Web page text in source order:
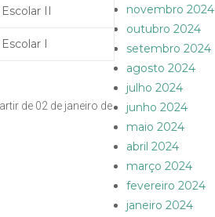
II
I
de 02 de janeiro de
novembro 2024
outubro 2024
setembro 2024
agosto 2024
julho 2024
junho 2024
maio 2024
abril 2024
março 2024
fevereiro 2024
janeiro 2024